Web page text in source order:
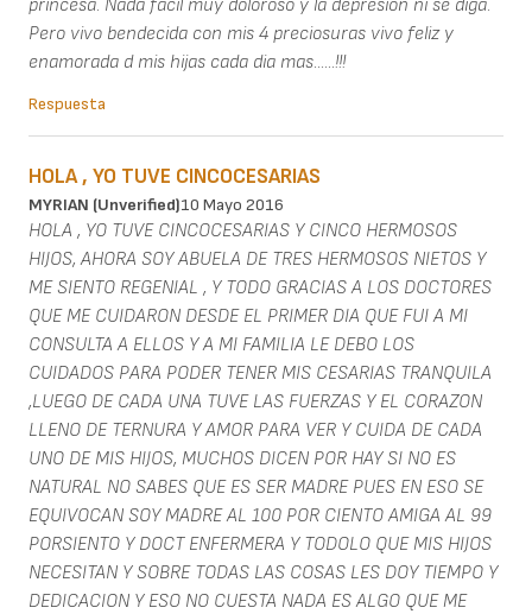
princesa. Nada facil muy doloroso y la depresion ni se diga.
Pero vivo bendecida con mis 4 preciosuras vivo feliz y
enamorada d mis hijas cada dia mas......!!!
Respuesta
HOLA , YO TUVE CINCOCESARIAS
MYRIAN (unverified)10 Mayo 2016
HOLA , YO TUVE CINCOCESARIAS Y CINCO HERMOSOS
HIJOS, AHORA SOY ABUELA DE TRES HERMOSOS NIETOS Y
ME SIENTO REGENIAL , Y TODO GRACIAS A LOS DOCTORES
QUE ME CUIDARON DESDE EL PRIMER DIA QUE FUI A MI
CONSULTA A ELLOS Y A MI FAMILIA LE DEBO LOS
CUIDADOS PARA PODER TENER MIS CESARIAS TRANQUILA
,LUEGO DE CADA UNA TUVE LAS FUERZAS Y EL CORAZON
LLENO DE TERNURA Y AMOR PARA VER Y CUIDA DE CADA
UNO DE MIS HIJOS, MUCHOS DICEN POR HAY SI NO ES
NATURAL NO SABES QUE ES SER MADRE PUES EN ESO SE
EQUIVOCAN SOY MADRE AL 100 POR CIENTO AMIGA AL 99
PORSIENTO Y DOCT ENFERMERA Y TODOLO QUE MIS HIJOS
NECESITAN Y SOBRE TODAS LAS COSAS LES DOY TIEMPO Y
DEDICACION Y ESO NO CUESTA NADA ES ALGO QUE ME